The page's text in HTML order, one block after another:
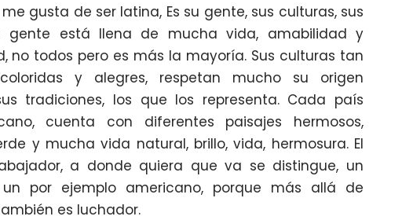
gusta de ser latina, Es su gente, sus culturas, sus
gente está llena de mucha vida, amabilidad y
no todos pero es más la mayoría. Sus culturas tan
y alegres, respetan mucho su origen
tradiciones, los que los representa. Cada país
cuenta con diferentes paisajes hermosos,
y mucha vida natural, brillo, vida, hermosura. El
a donde quiera que va se distingue, un
por ejemplo americano, porque más allá de
es luchador.